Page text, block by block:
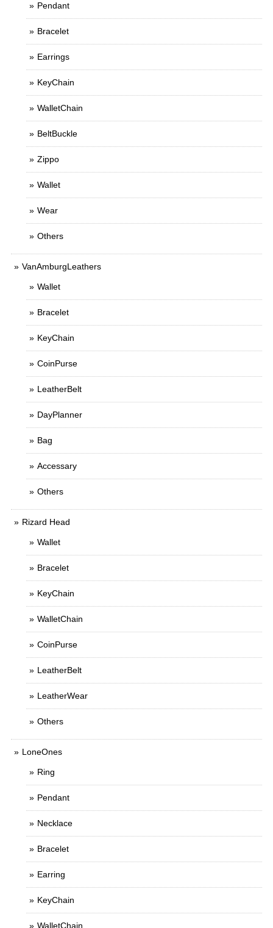
Pendant
Bracelet
Earrings
KeyChain
WalletChain
BeltBuckle
Zippo
Wallet
Wear
Others
VanAmburgLeathers
Wallet
Bracelet
KeyChain
CoinPurse
LeatherBelt
DayPlanner
Bag
Accessary
Others
Rizard Head
Wallet
Bracelet
KeyChain
WalletChain
CoinPurse
LeatherBelt
LeatherWear
Others
LoneOnes
Ring
Pendant
Necklace
Bracelet
Earring
KeyChain
WalletChain